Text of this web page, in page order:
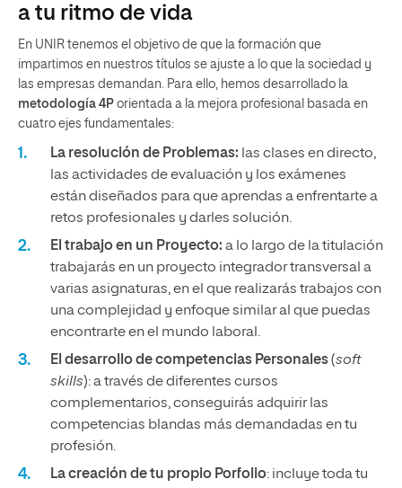
a tu ritmo de vida
En UNIR tenemos el objetivo de que la formación que
impartimos en nuestros títulos se ajuste a lo que la sociedad y
las empresas demandan. Para ello, hemos desarrollado la
metodología 4P orientada a la mejora profesional basada en
cuatro ejes fundamentales:
La resolución de Problemas: las clases en directo,
las actividades de evaluación y los exámenes
están diseñados para que aprendas a enfrentarte a
retos profesionales y darles solución.
El trabajo en un Proyecto: a lo largo de la titulación
trabajarás en un proyecto integrador transversal a
varias asignaturas, en el que realizarás trabajos con
una complejidad y enfoque similar al que puedas
encontrarte en el mundo laboral.
El desarrollo de competencias Personales(soft
skills): a través de diferentes cursos
complementarios, conseguirás adquirir las
competencias blandas más demandadas en tu
profesión.
La creación de tu propio Porfolio: incluye toda tu